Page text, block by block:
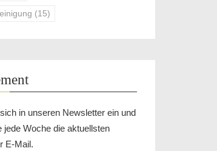
(15)
in unseren Newsletter ein und
jede Woche die aktuellsten
E-Mail.